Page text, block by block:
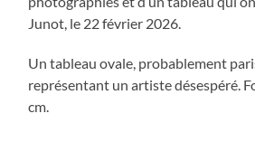
Junot, le 22 février 2026.
Un tableau ovale, probablement
représentant un artiste désespéré.
cm.